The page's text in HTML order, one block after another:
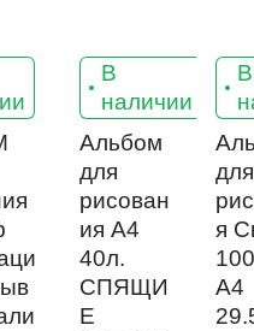
В
наличии
Альбом
для
рисован
ия А4
40л.
СПЯЩИ
Е
В
для
я
A4